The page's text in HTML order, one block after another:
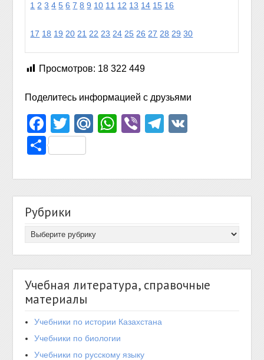
1 2 3 4 5 6 7 8 9 10 11 12 13 14 15 16
17 18 19 20 21 22 23 24 25 26 27 28 29 30
Просмотров: 18 322 449
Поделитесь информацией с друзьями
Facebook
TwitterMail.Ru
WhatsApp
ViberTelegram
Отправить
Рубрики
Учебная литература, справочные
материалы
Учебники по истории Казахстана
Учебники по биологии
Учебники по русскому языку